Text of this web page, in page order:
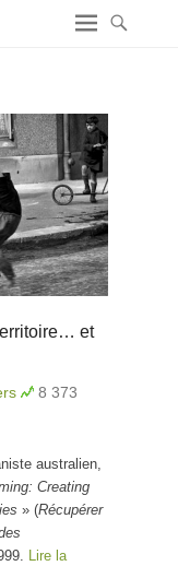
et
8 373
australien,
Creating
» (Récupérer
Lire la